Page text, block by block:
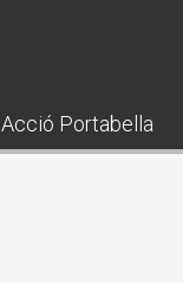
Acció Portabella